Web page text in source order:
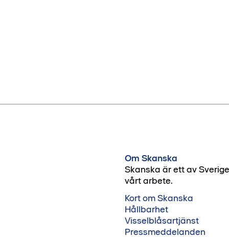
Om Skanska
Skanska är ett av
vårt arbete.
Kort om Skanska
Hållbarhet
Visselblåsartjänst
Pressmeddelanden